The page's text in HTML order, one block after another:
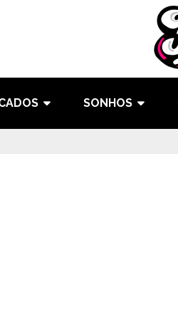
SONHOS